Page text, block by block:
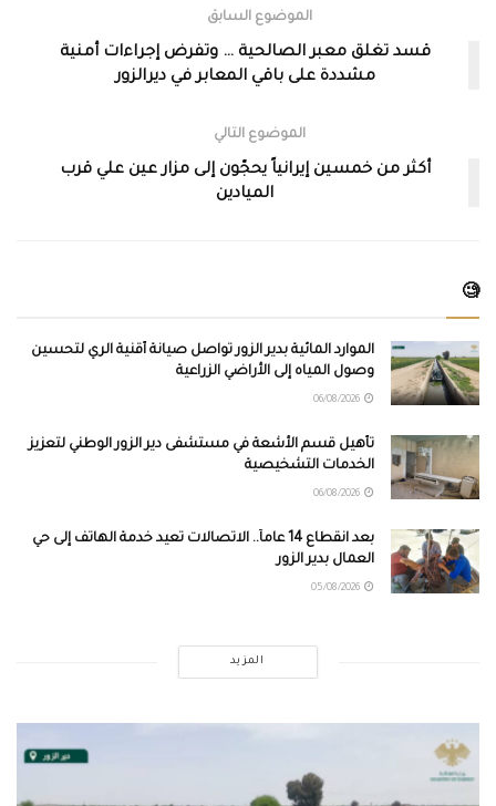
الموضوع السابق
قسد تغلق معبر الصالحية … وتفرض إجراءات أمنية
مشددة على باقي المعابر في ديرالزور
الموضوع التالي
أكثر من خمسين إيرانياً يحجّون إلى مزار عين علي قرب
الميادين
🧐
الموارد المائية بدير الزور تواصل صيانة أقنية الري لتحسين
وصول المياه إلى الأراضي الزراعية
تأهيل قسم الأشعة في مستشفى دير الزور الوطني لتعزيز
الخدمات التشخيصية
بعد انقطاع 14 عاماً.. الاتصالات تعيد خدمة الهاتف إلى حي
العمال بدير الزور
المزيد